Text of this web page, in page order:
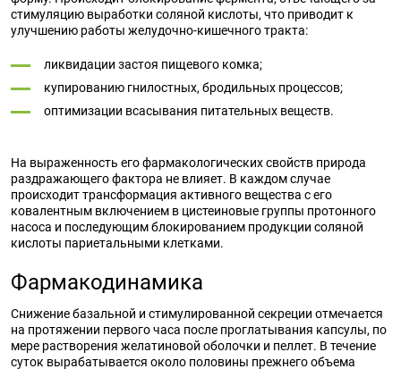
стимуляцию выработки соляной кислоты, что приводит к
улучшению работы желудочно-кишечного тракта:
ликвидации застоя пищевого комка;
купированию гнилостных, бродильных процессов;
оптимизации всасывания питательных веществ.
На выраженность его фармакологических свойств природа
раздражающего фактора не влияет. В каждом случае
происходит трансформация активного вещества с его
ковалентным включением в цистеиновые группы протонного
насоса и последующим блокированием продукции соляной
кислоты париетальными клетками.
Фармакодинамика
Снижение базальной и стимулированной секреции отмечается
на протяжении первого часа после проглатывания капсулы, по
мере растворения желатиновой оболочки и пеллет. В течение
суток вырабатывается около половины прежнего объема